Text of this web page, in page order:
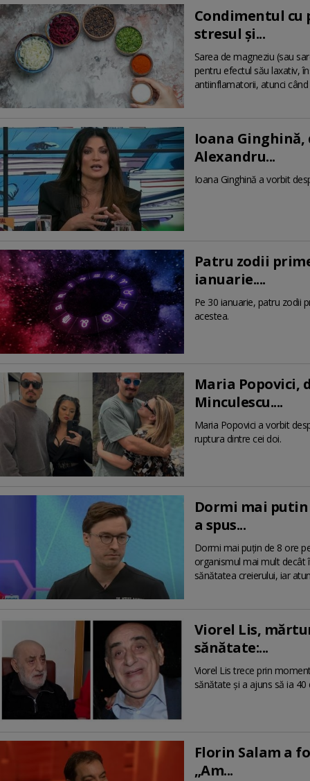
Condimentul
stresul și...
Sarea de magneziu (sau
pentru efectul său laxativ,
antiinflamatorii, atunci
Ioana
Alexandru...
Ioana Ginghină a vorbit
Patru zodii
ianuarie....
Pe 30 ianuarie, patru zodii
acestea.
Maria Popovici,
Minculescu....
Maria Popovici a vorbit
ruptura dintre cei doi.
Dormi mai putin
a spus...
Dormi mai puțin de 8 ore
organismul mai mult decât
sănătatea creierului, iar
Viorel Lis,
sănătate:...
Viorel Lis trece prin
sănătate și a ajuns să ia
Florin Salam a
„Am...